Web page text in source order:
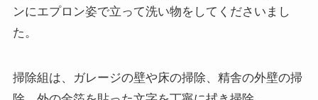
ンにエプロン姿で立って洗い物をしてくださいまし
た。
掃除組は、ガレージの壁や床の掃除、精舎の外壁の掃